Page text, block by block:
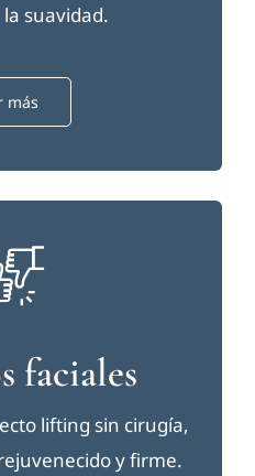
suavidad.
más
faciales
lifting sin cirugía,
y firme.